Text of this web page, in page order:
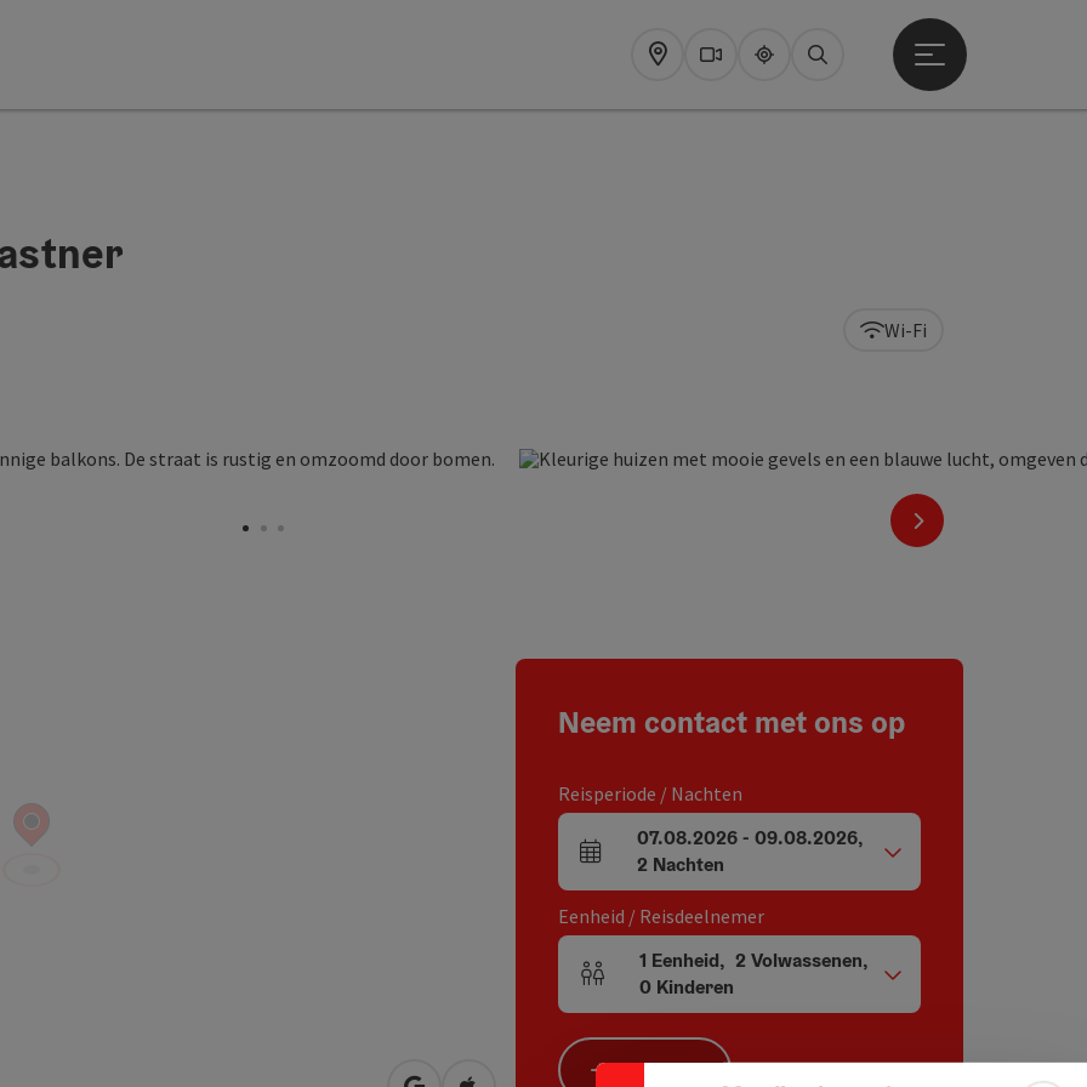
Map WebcamsUpperguide
Zoeken
Startmenu openen
nächstes Element
Wi-Fi
Neem contact met ons op
Reisperiode / Nachten
Velden voor aankomst en vertrek
07.08.2026- 09.08.2026,
2 Nachten
Eenheid / Reisdeelnemer
Aantal eenheden en persoonsvelden
1 Eenheid, 2 Volwassenen,
0 Kinderen
Zoeken